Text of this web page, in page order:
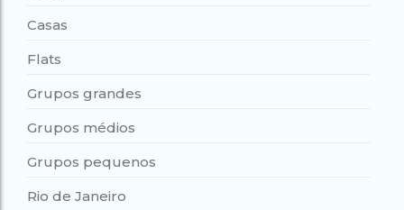
Casas
Flats
Grupos grandes
Grupos médios
Grupos pequenos
Rio de Janeiro